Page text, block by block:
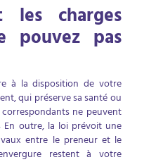
les charges
pouvez pas
à la disposition de votre
qui préserve sa santé ou
ne peuvent
outre, la loi prévoit une
entre le preneur et le
restent à votre